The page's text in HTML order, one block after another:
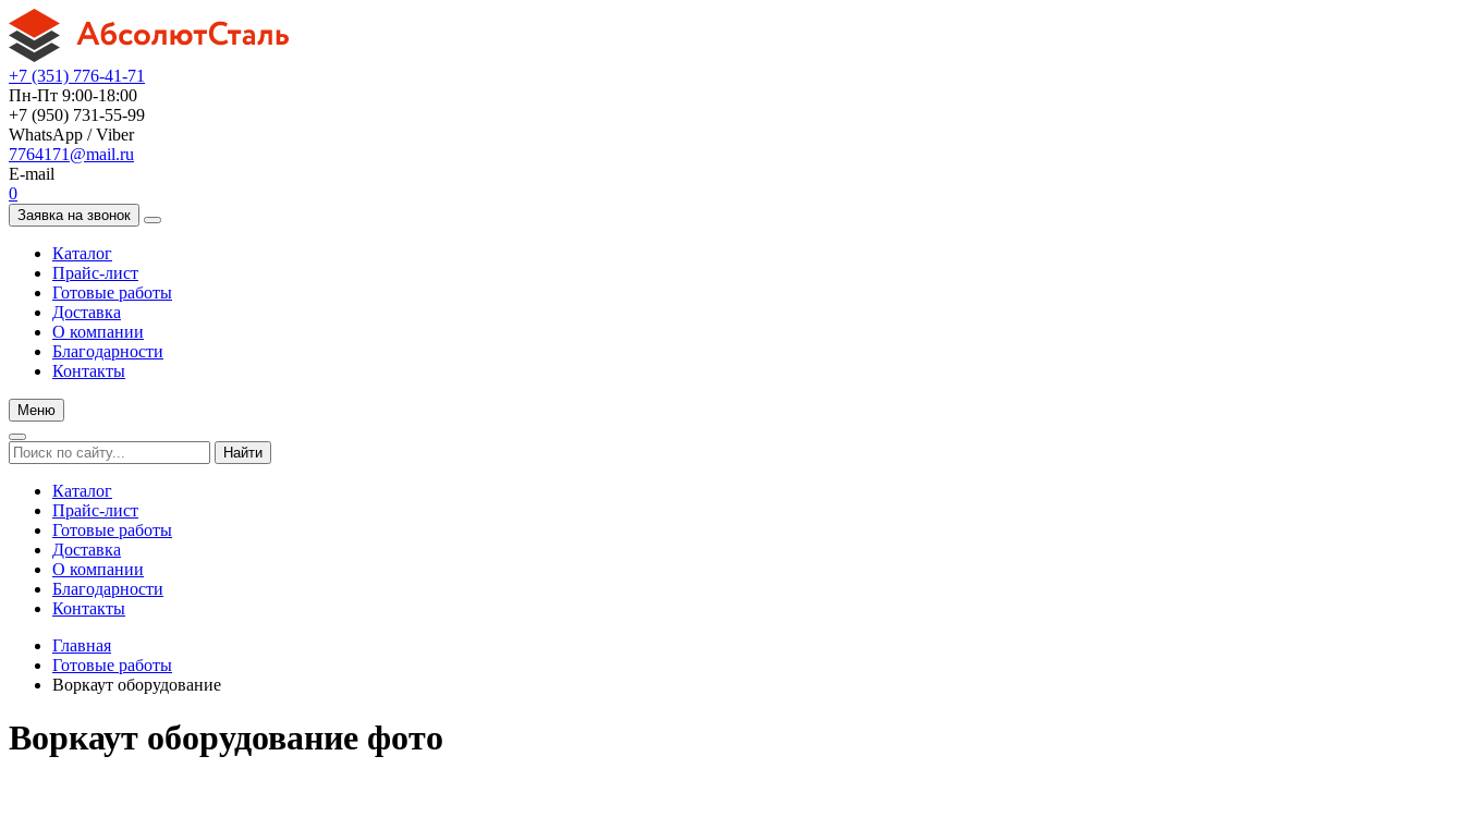
+7 (351) 776-41-71
Пн-Пт 9:00-18:00
+7 (950) 731-55-99
WhatsApp / Viber
7764171@mail.ru
E-mail
0
Заявка на звонок
Каталог
Прайс-лист
Готовые работы
Доставка
О компании
Благодарности
Контакты
Меню
Найти
Каталог
Прайс-лист
Готовые работы
Доставка
О компании
Благодарности
Контакты
Главная
Готовые работы
Воркаут оборудование
Воркаут оборудование фото